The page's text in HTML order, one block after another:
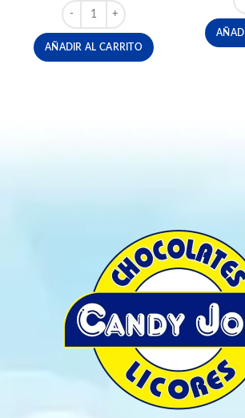
ALMENDRA FRANCESA
AÑADIR AL CARRITO